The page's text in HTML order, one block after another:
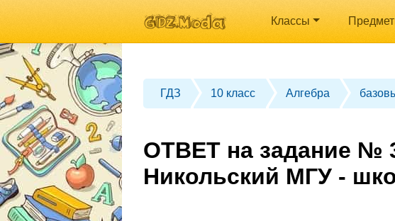
Классы
ГДЗ 10 класс Алгебра
ОТВЕТ на задание №
Никольский МГУ -